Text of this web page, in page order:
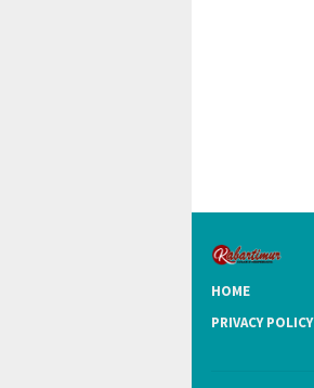
HOME
PRIVACY POLICY